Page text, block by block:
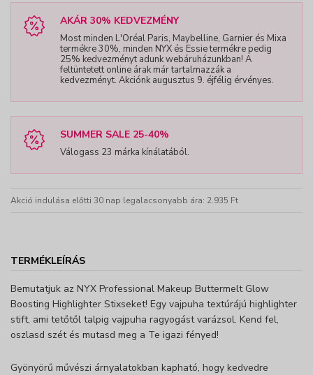
AKÁR 30% KEDVEZMÉNY
Most minden L'Oréal Paris, Maybelline, Garnier és Mixa
termékre 30%, minden NYX és Essie termékre pedig
25% kedvezményt adunk webáruházunkban! A
feltüntetett online árak már tartalmazzák a
kedvezményt. Akciónk augusztus 9. éjfélig érvényes.
SUMMER SALE 25-40%
Válogass 23 márka kínálatából.
Akció indulása előtti 30 nap legalacsonyabb ára: 2.935 Ft
TERMÉKLEÍRÁS
Bemutatjuk az NYX Professional Makeup Buttermelt Glow
Boosting Highlighter Stixseket! Egy vajpuha textúrájú highlighter
stift, ami tetőtől talpig vajpuha ragyogást varázsol. Kend fel,
oszlasd szét és mutasd meg a Te igazi fényed!
Gyönyörű művészi árnyalatokban kapható, hogy kedvedre